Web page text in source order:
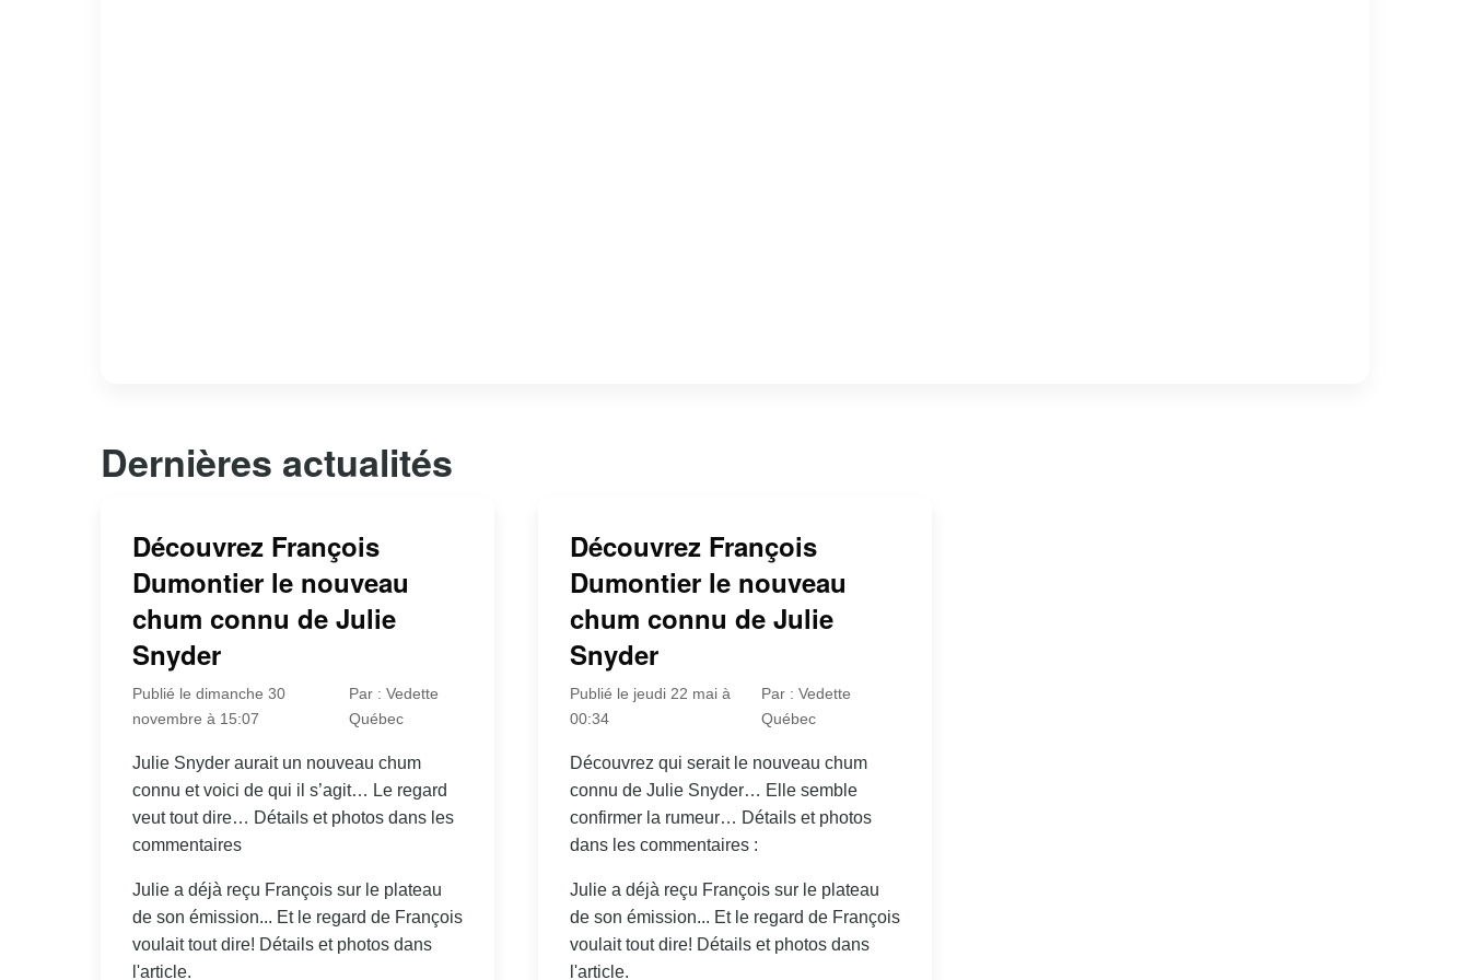
Dernières actualités
Découvrez François
Dumontier le nouveau
chum connu de Julie
Snyder
Publié le dimanche 30
novembre à 15:07
Par : Vedette
Québec
Julie Snyder aurait un nouveau chum
connu et voici de qui il s’agit… Le regard
veut tout dire… Détails et photos dans les
commentaires
Julie a déjà reçu François sur le plateau
de son émission... Et le regard de François
voulait tout dire! Détails et photos dans
l'article.
Découvrez François
Dumontier le nouveau
chum connu de Julie
Snyder
Publié le jeudi 22 mai à
00:34
Par : Vedette
Québec
Découvrez qui serait le nouveau chum
connu de Julie Snyder… Elle semble
confirmer la rumeur… Détails et photos
dans les commentaires :
Julie a déjà reçu François sur le plateau
de son émission... Et le regard de François
voulait tout dire! Détails et photos dans
l'article.